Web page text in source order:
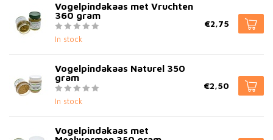
Vogelpindakaas met Vruchten
360 gram
In stock
€2,75
Vogelpindakaas Naturel 350
gram
In stock
€2,50
Vogelpindakaas met